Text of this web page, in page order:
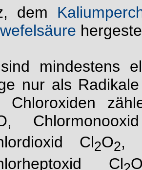
dem
mindestens
nur als
Chloroxiden
Cl2O2,
Cl